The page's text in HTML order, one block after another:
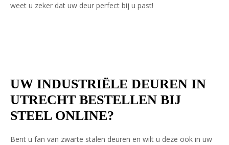
weet u zeker dat uw deur perfect bij u past!
UW INDUSTRIËLE DEUREN IN
UTRECHT BESTELLEN BIJ
STEEL ONLINE?
Bent u fan van zwarte stalen deuren en wilt u deze ook in uw